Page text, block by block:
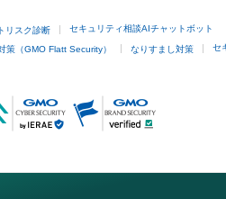
リスク診断 セキュリティ相談AIチャットボット
策（GMO Flatt Security） なりすまし対策 セ